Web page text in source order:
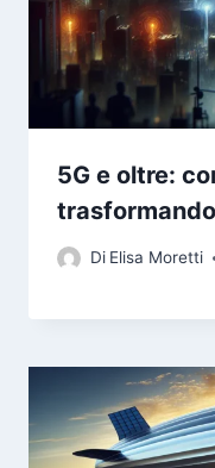
5G e oltre:
Di Elisa Moretti